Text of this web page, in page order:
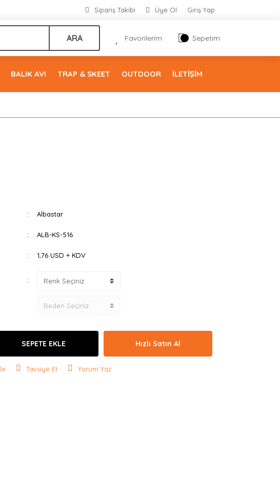
Sipariş Takibi Üye Ol Giriş Yap
ARA Favorilerim Sepetim
BALIK AVI TRAP & SKEET OUTDOOR İLETİŞİM
Albastar
ALB-KS-516
1,76 USD + KDV
SEPETE EKLE Hızlı Satın Al
Tavsiye Et Yorum Yaz